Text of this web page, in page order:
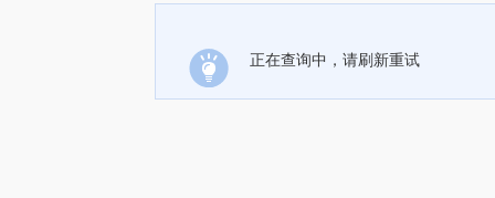
正在查询中，请刷新重试